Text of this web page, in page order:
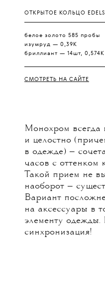
ОТКРЫТОЕ КОЛЬЦО
белое золото 585 пробы
изумруд — 0,39К
бриллиант — 14шт, 0,574К
СМОТРЕТЬ НА САЙТЕ
Монохром всегда
и целостно
в одежде) —
часов с оттенком
Такой прием не
наоборот —
Вариант
на аксессуары в
элементу одежды.
синхронизация!